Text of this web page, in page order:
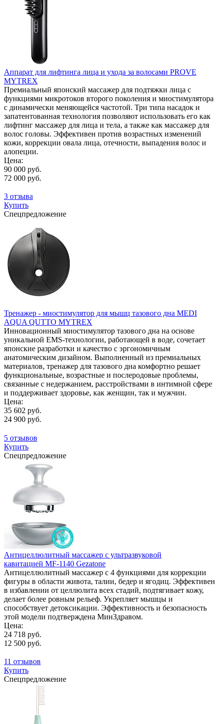
Аппарат для лифтинга лица и ухода за волосами PROVE
MYTREX
Премиальный японский массажер для подтяжки лица с
функциями микротоков второго поколения и миостимулятора
с динамически меняющейся частотой. Три типа насадок и
запатентованная технология позволяют использовать его как
лифтинг массажер для лица и тела, а также как массажер для
волос головы. Эффективен против возрастных изменений
кожи, коррекции овала лица, отечности, выпадения волос и
алопеции.
Цена:
90 000 руб.
72 000 руб.
3 отзыва
Купить
Спецпредложение
Тренажер - миостимулятор для мышц тазового дна MEDI
AQUA QUTTO MYTREX
Инновационный миостимулятор тазового дна на основе
уникальной EMS-технологии, работающей в воде, сочетает
японские разработки и качество с эргономичным
анатомическим дизайном. Выполненный из премиальных
материалов, тренажер для тазового дна комфортно решает
функциональные, возрастные и послеродовые проблемы,
связанные с недержанием, расстройствами в интимной сфере
и поддерживает здоровье, как женщин, так и мужчин.
Цена:
35 602 руб.
24 900 руб.
5 отзывов
Купить
Спецпредложение
Антицеллюлитный массажер с ультразвуковой
кавитацией MF-1140 Gezatone
Антицеллюлитный массажер с 4 функциями для коррекции
фигуры в области живота, талии, бедер и ягодиц. Эффективен
в избавлении от целлюлита всех стадий, подтягивает кожу,
делает более ровным рельеф. Укрепляет мышцы и
способствует детоксикации. Эффективность и безопасность
этой модели подтверждена МинЗдравом.
Цена:
24 718 руб.
12 500 руб.
11 отзывов
Купить
Спецпредложение